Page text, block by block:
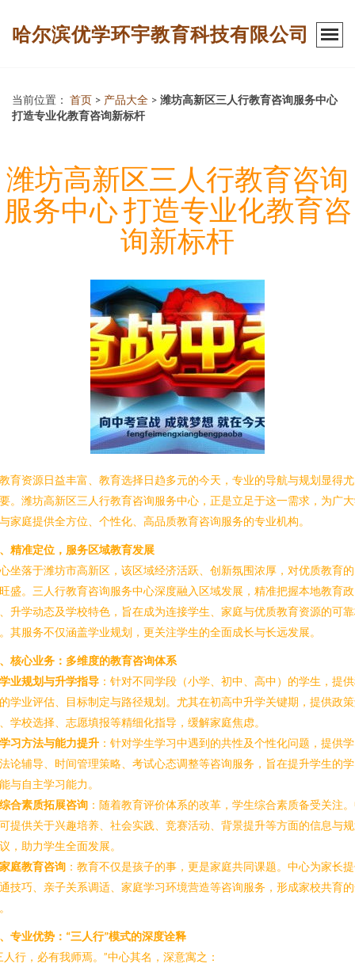
哈尔滨优学环宇教育科技有限公司
当前位置： 首页 > 产品大全 > 潍坊高新区三人行教育咨询服务中心
打造专业化教育咨询新标杆
潍坊高新区三人行教育咨询
服务中心 打造专业化教育咨
询新标杆
育资源日益丰富、教育选择日趋多元的今天，专业的导航与规划显得
。潍坊高新区三人行教育咨询服务中心，正是立足于这一需求，为广
家庭提供全方位、个性化、高品质教育咨询服务的专业机构。
精准定位，服务区域教育发展
坐落于潍坊市高新区，该区域经济活跃、创新氛围浓厚，对优质教育
盛。三人行教育咨询服务中心深度融入区域发展，精准把握本地教育政
升学动态及学校特色，旨在成为连接学生、家庭与优质教育资源的可
其服务不仅涵盖学业规划，更关注学生的全面成长与长远发展。
核心业务：多维度的教育咨询体系
学业规划与升学指导 ：针对不同学段（小学、初中、高中）的学生，提
学业评估、目标制定与路径规划。尤其在初高中升学关键期，提供政
学校选择、志愿填报等精细化指导，缓解家庭焦虑。
学习方法与能力提升 ：针对学生学习中遇到的共性及个性化问题，提供
论辅导、时间管理策略、考试心态调整等咨询服务，旨在提升学生的
与自主学习能力。
综合素质拓展咨询 ：随着教育评价体系的改革，学生综合素质备受关注
提供关于兴趣培养、社会实践、竞赛活动、背景提升等方面的信息与
，助力学生全面发展。
家庭教育咨询 ：教育不仅是孩子的事，更是家庭共同课题。中心为家长
技巧、亲子关系调适、家庭学习环境营造等咨询服务，形成家校共育
专业优势：“三人行”模式的深度诠释
人行，必有我师焉。”中心其名，深意寓之：